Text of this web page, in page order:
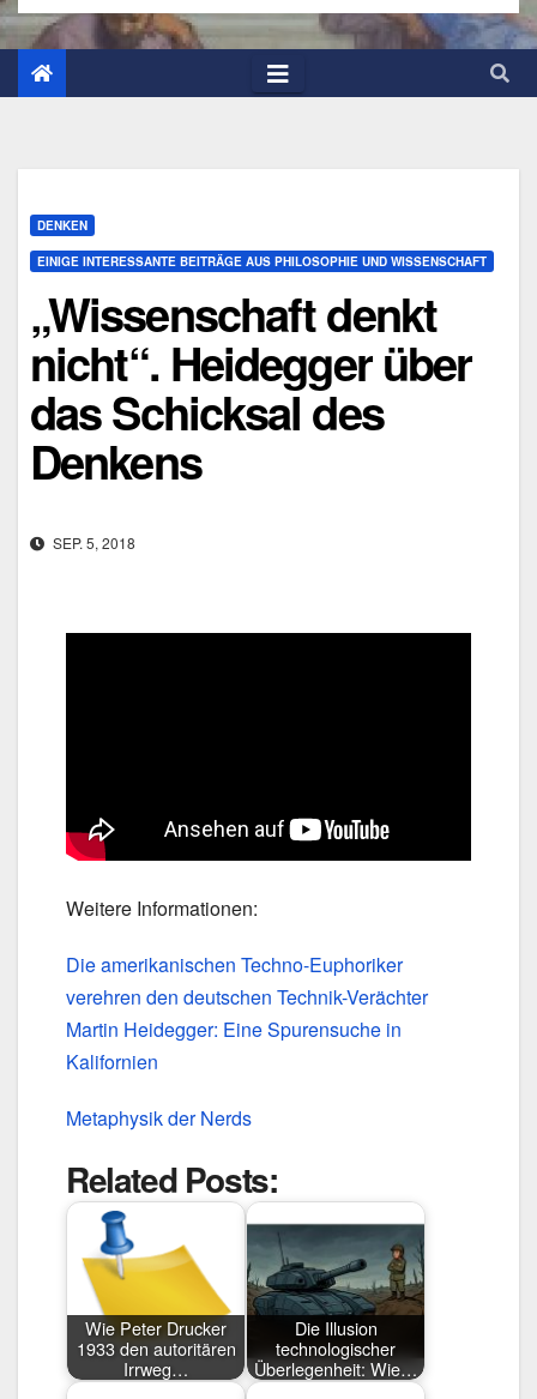
DENKEN
EINIGE INTERESSANTE BEITRÄGE AUS PHILOSOPHIE UND WISSENSCHAFT
„Wissenschaft denkt
nicht“. Heidegger über
das Schicksal des
Denkens
SEP. 5, 2018
Weitere Informationen:
Die amerikanischen Techno-Euphoriker
verehren den deutschen Technik-Verächter
Martin Heidegger: Eine Spurensuche in
Kalifornien
Metaphysik der Nerds
Related Posts:
Wie Peter Drucker
1933 den autoritären
Irrweg…
Die Illusion
technologischer
Überlegenheit: Wie…